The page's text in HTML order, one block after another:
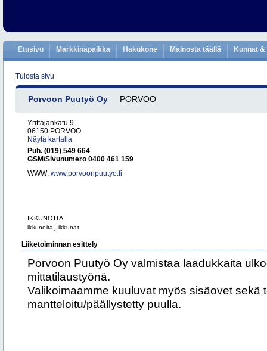
Etusivu Markkinapaikka Hakukone Mainosta täällä Kunnat
Tulosta sivu
Porvoon Puutyö Oy PORVOO
Yrittäjänkatu 9
06150 PORVOO
Näytä kartalla
Puh. (019) 549 664
GSM/Sivunumero 0400 461 159
WWW: www.porvoonpuutyo.fi
IKKUNOITA
ikkunoita ikkunat
Liiketoiminnan esittely
Porvoon Puutyö Oy valmistaa laadukkaita
mittatilaustyönä.
Valikoimaamme kuuluvat myös sisäovet sekä
mantteloitu/päällystetty puulla.